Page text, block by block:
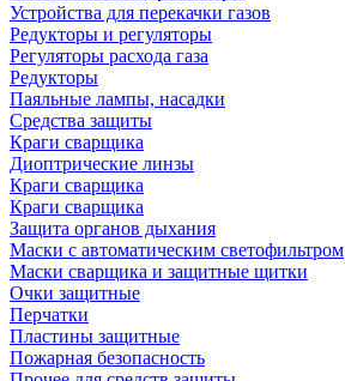
Устройства для перекачки газов
Редукторы и регуляторы
Регуляторы расхода газа
Редукторы
Паяльные лампы, насадки
Средства защиты
Краги сварщика
Диоптрические линзы
Краги сварщика
Краги сварщика
Защита органов дыхания
Маски с автоматическим светофильтром
Маски сварщика и защитные щитки
Очки защитные
Перчатки
Пластины защитные
Пожарная безопасность